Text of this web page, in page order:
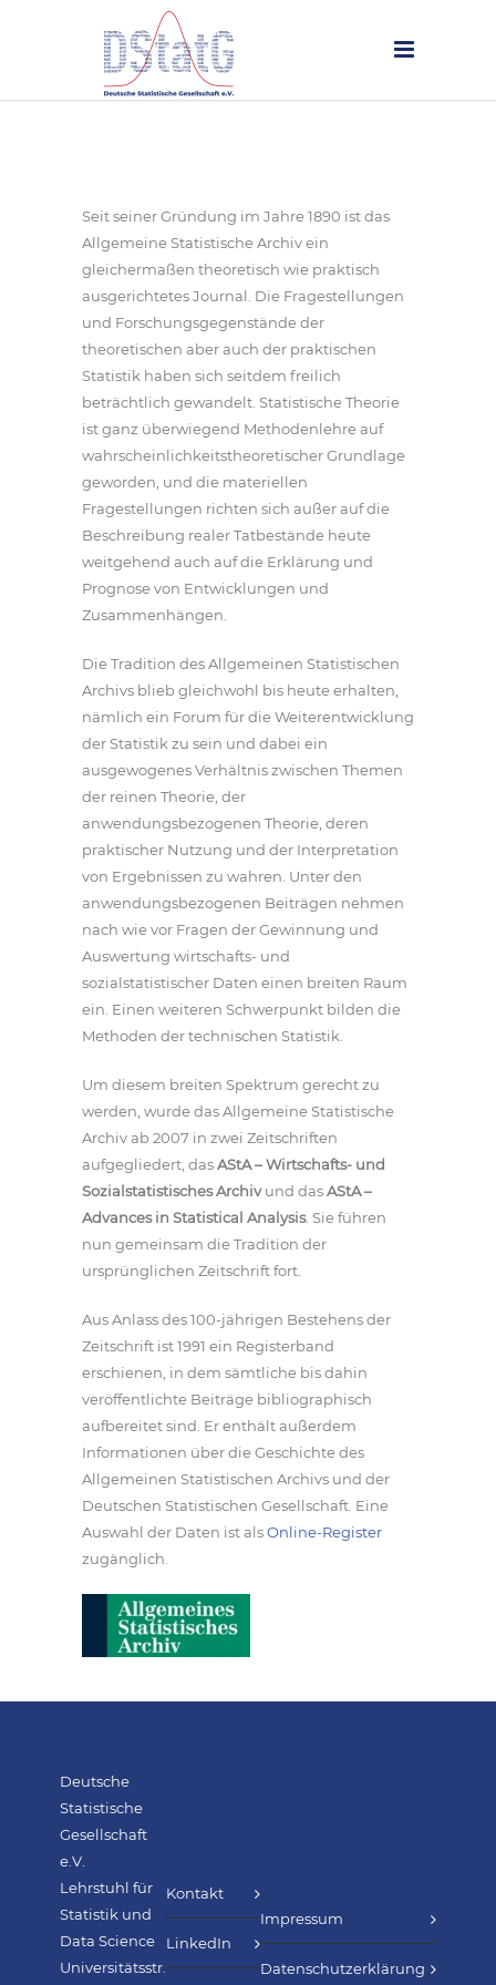
Seit seiner Gründung im Jahre 1890 ist das
Allgemeine Statistische Archiv ein
gleichermaßen theoretisch wie praktisch
ausgerichtetes Journal. Die Fragestellungen
und Forschungsgegenstände der
theoretischen aber auch der praktischen
Statistik haben sich seitdem freilich
beträchtlich gewandelt. Statistische Theorie
ist ganz überwiegend Methodenlehre auf
wahrscheinlichkeitstheoretischer Grundlage
geworden, und die materiellen
Fragestellungen richten sich außer auf die
Beschreibung realer Tatbestände heute
weitgehend auch auf die Erklärung und
Prognose von Entwicklungen und
Zusammenhängen.
Die Tradition des Allgemeinen Statistischen
Archivs blieb gleichwohl bis heute erhalten,
nämlich ein Forum für die Weiterentwicklung
der Statistik zu sein und dabei ein
ausgewogenes Verhältnis zwischen Themen
der reinen Theorie, der
anwendungsbezogenen Theorie, deren
praktischer Nutzung und der Interpretation
von Ergebnissen zu wahren. Unter den
anwendungsbezogenen Beiträgen nehmen
nach wie vor Fragen der Gewinnung und
Auswertung wirtschafts- und
sozialstatistischer Daten einen breiten Raum
ein. Einen weiteren Schwerpunkt bilden die
Methoden der technischen Statistik.
Um diesem breiten Spektrum gerecht zu
werden, wurde das Allgemeine Statistische
Archiv ab 2007 in zwei Zeitschriften
aufgegliedert, dasAStA – Wirtschafts- und
Sozialstatistisches Archivund dasAStA –
Advances in Statistical Analysis. Sie führen
nun gemeinsam die Tradition der
ursprünglichen Zeitschrift fort.
Aus Anlass des 100-jährigen Bestehens der
Zeitschrift ist 1991 ein Registerband
erschienen, in dem sämtliche bis dahin
veröffentlichte Beiträge bibliographisch
aufbereitet sind. Er enthält außerdem
Informationen über die Geschichte des
Allgemeinen Statistischen Archivs und der
Deutschen Statistischen Gesellschaft. Eine
Auswahl der Daten ist alsOnline-Register
zugänglich.
Deutsche
Statistische
Gesellschaft
e.V.
Lehrstuhl für
Statistik und
Data Science
Universitätsstr.
Kontakt
LinkedIn
Impressum
Datenschutzerklärung